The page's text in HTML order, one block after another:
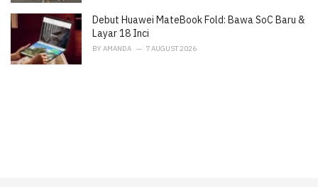
Debut Huawei MateBook Fold: Bawa SoC Baru &
Layar 18 Inci
BY AMANDA 7 AUGUST 2026